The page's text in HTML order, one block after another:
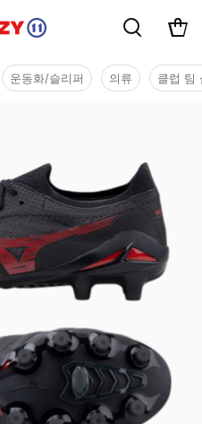
운동화/슬리퍼 의류 클럽 팀